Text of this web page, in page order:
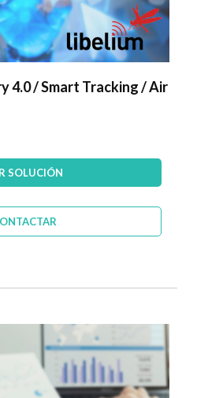
4.0 / Smart Tracking / Air
SOLUCIÓN